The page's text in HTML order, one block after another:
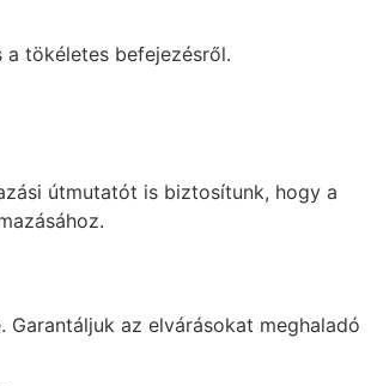
tökéletes befejezésről.
útmutatót is biztosítunk, hogy a
az elvárásokat meghaladó